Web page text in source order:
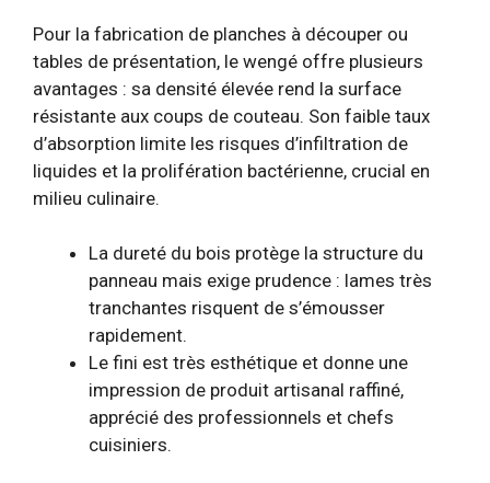
Pour la fabrication de planches à découper ou
tables de présentation, le wengé offre plusieurs
avantages : sa densité élevée rend la surface
résistante aux coups de couteau. Son faible taux
d’absorption limite les risques d’infiltration de
liquides et la prolifération bactérienne, crucial en
milieu culinaire.
La dureté du bois protège la structure du
panneau mais exige prudence : lames très
tranchantes risquent de s’émousser
rapidement.
Le fini est très esthétique et donne une
impression de produit artisanal raffiné,
apprécié des professionnels et chefs
cuisiniers.